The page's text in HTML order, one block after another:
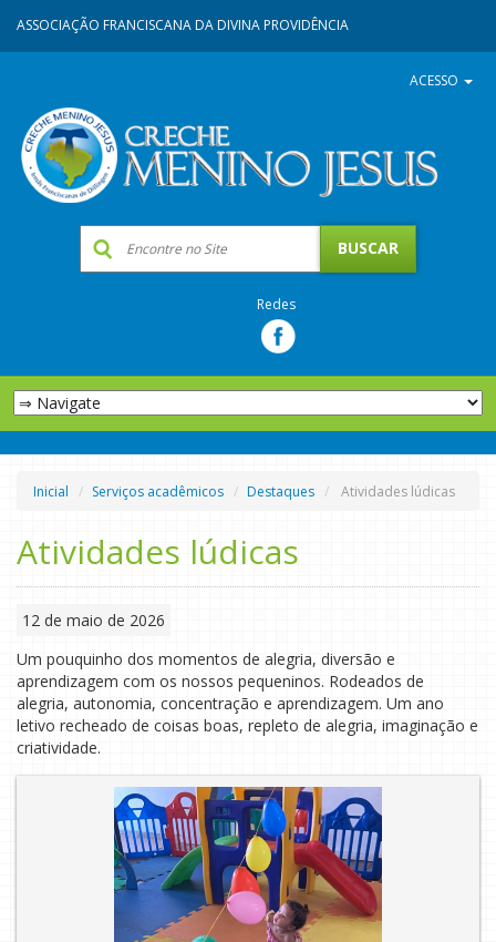
ASSOCIAÇÃO FRANCISCANA DA DIVINA PROVIDÊNCIA
ACESSO
Redes
Inicial Serviços acadêmicos Destaques Atividades lúdicas
Atividades lúdicas
12 de maio de 2026
Um pouquinho dos momentos de alegria, diversão e
aprendizagem com os nossos pequeninos. Rodeados de
alegria, autonomia, concentração e aprendizagem. Um ano
letivo recheado de coisas boas, repleto de alegria, imaginação e
criatividade.